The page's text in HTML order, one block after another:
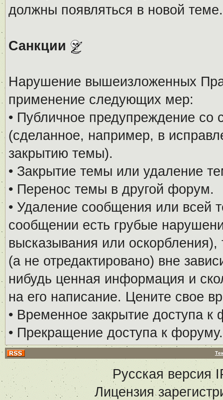
должны появляться в новой теме.
Санкции
Нарушение вышеизложенных
применение следующих мер:
• Публичное предупреждение
(сделанное, например, в
закрытию темы).
• Закрытие темы или удаление
• Перенос темы в другой форум.
• Удаление сообщения или всей
сообщении есть грубые
высказывания или
(а не отредактировано) вне
нибудь ценная информация и
на его написание. Цените свое
• Временное закрытие доступа к
• Прекращение доступа к форуму.
Русская версия
Лицензия